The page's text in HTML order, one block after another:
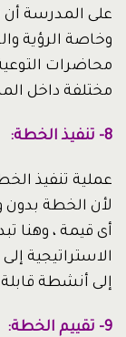
على المدرسة أن
وخاصة الرؤية
محاضرات
مختلفة داخل
8- تنفيذ الخطة:
عملية تنفيذ
لأن الخطة
أى قيمة ، وهنا
الاستراتيجية
إلى أنشطة قابلة
9- تقييم الخطة: